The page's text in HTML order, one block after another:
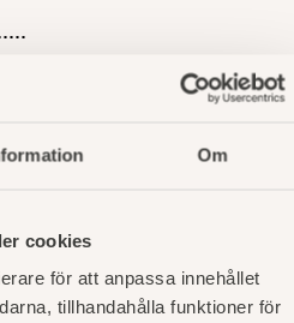
Om
cookies
för att anpassa innehållet
tillhandahålla funktioner för